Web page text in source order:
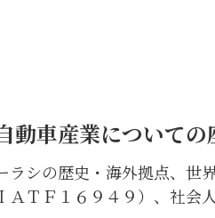
動車産業についての
ラシの歴史・海外拠点、世
ＴＦ１６９４９）、社会人